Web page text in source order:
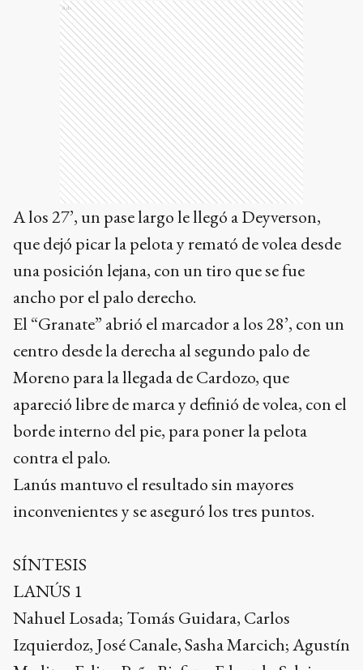
Ads
A los 27’, un pase largo le llegó a Deyverson,
que dejó picar la pelota y remató de volea desde
una posición lejana, con un tiro que se fue
ancho por el palo derecho.
El “Granate” abrió el marcador a los 28’, con un
centro desde la derecha al segundo palo de
Moreno para la llegada de Cardozo, que
apareció libre de marca y definió de volea, con el
borde interno del pie, para poner la pelota
contra el palo.
Lanús mantuvo el resultado sin mayores
inconvenientes y se aseguró los tres puntos.
SÍNTESIS
LANÚS 1
Nahuel Losada; Tomás Guidara, Carlos
Izquierdoz, José Canale, Sasha Marcich; Agustín